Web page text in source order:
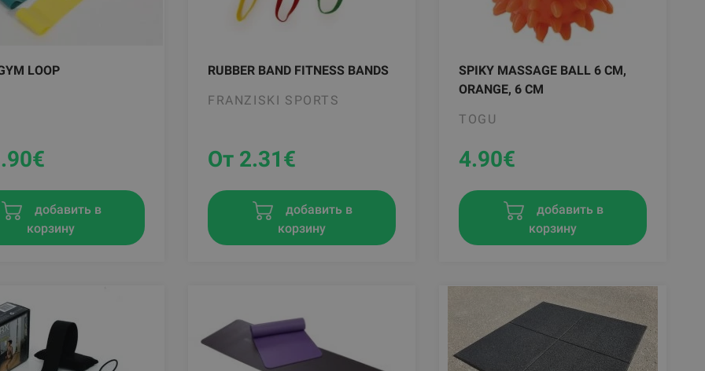
LOOP
€
добавить в
корзину
RUBBER BAND FITNESS BANDS
FRANZISKI SPORTS
От 2.31€
добавить в
корзину
SPIKY MASSAGE BALL 6 CM,
ORANGE, 6 CM
TOGU
4.90€
добавить в
корзину